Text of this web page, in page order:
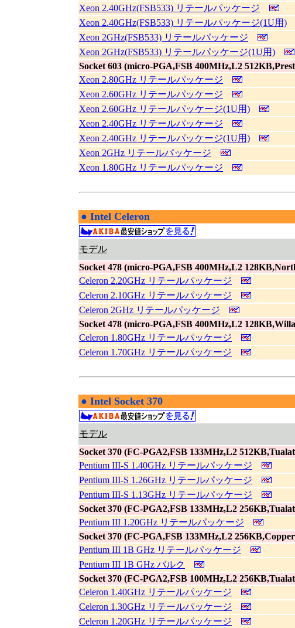
Xeon 2.40GHz(FSB533) リテールパッケージ
Xeon 2.40GHz(FSB533) リテールパッケージ(1U用)
Xeon 2GHz(FSB533) リテールパッケージ
Xeon 2GHz(FSB533) リテールパッケージ(1U用)
Socket 603 (micro-PGA,FSB 400MHz,L2
Xeon 2.80GHz リテールパッケージ
Xeon 2.60GHz リテールパッケージ
Xeon 2.60GHz リテールパッケージ(1U用)
Xeon 2.40GHz リテールパッケージ
Xeon 2.40GHz リテールパッケージ(1U用)
Xeon 2GHz リテールパッケージ
Xeon 1.80GHz リテールパッケージ
● Intel Celeron
モデル
Socket 478 (micro-PGA,FSB 400MHz,L2
Celeron 2.20GHz リテールパッケージ
Celeron 2.10GHz リテールパッケージ
Celeron 2GHz リテールパッケージ
Socket 478 (micro-PGA,FSB 400MHz,L2
Celeron 1.80GHz リテールパッケージ
Celeron 1.70GHz リテールパッケージ
● Intel Socket 370
モデル
Socket 370 (FC-PGA2,FSB 133MHz,L2
Pentium III-S 1.40GHz リテールパッケージ
Pentium III-S 1.26GHz リテールパッケージ
Pentium III-S 1.13GHz リテールパッケージ
Socket 370 (FC-PGA2,FSB 133MHz,L2
Pentium III 1.20GHz リテールパッケージ
Socket 370 (FC-PGA,FSB 133MHz,L2
Pentium III 1B GHz リテールパッケージ
Pentium III 1B GHz バルク
Socket 370 (FC-PGA2,FSB 100MHz,L2
Celeron 1.40GHz リテールパッケージ
Celeron 1.30GHz リテールパッケージ
Celeron 1.20GHz リテールパッケージ